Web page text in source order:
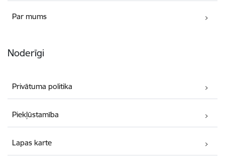
Par mums
Noderīgi
Privātuma politika
Piekļūstamība
Lapas karte